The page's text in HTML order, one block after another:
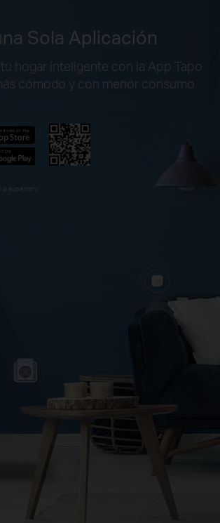
Sola Aplicación
hogar inteligente con la App Tapo
cómodo y con menor consumo
superior y